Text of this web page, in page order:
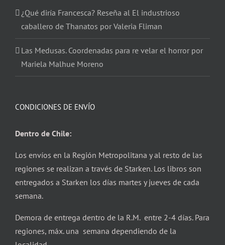
¿Qué diría Francesca? Reseña al El industrioso
caballero de Thanatos por Valeria Fliman
Las Medusas. Coordenadas para re velar el horror por
Mariela Malhue Moreno
CONDICIONES DE ENVÍO
Dentro de Chile:
Los envíos en la Región Metropolitana y al resto de las
regiones se realizan a través de Starken. Los libros son
entregados a Starken los días martes y jueves de cada
semana.
Demora de entrega dentro de la R.M. entre 2-4 días. Para
regiones, máx. una semana dependiendo de la